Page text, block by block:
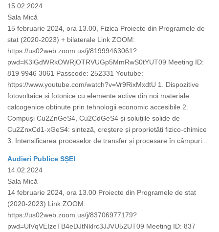
15.02.2024
Sala Mică
15 februarie 2024, ora 13.00, Fizica Proiecte din Programele de
stat (2020-2023) + bilaterale Link ZOOM:
https://us02web.zoom.us/j/81999463061?
pwd=K3lGdWRkOWRjOTRVUGp5MmRwS0tYUT09 Meeting ID:
819 9946 3061 Passcode: 252331 Youtube:
https://www.youtube.com/watch?v=Vr9RixMxdtU 1. Dispozitive
fotovoltaice și fotonice cu elemente active din noi materiale
calcogenice obținute prin tehnologii economic accesibile 2.
Compuși Cu2ZnGeS4, Cu2CdGeS4 și soluțiile solide de
Cu2ZnxCd1-xGeS4: sinteză, creștere și proprietăți fizico-chimice
3. Intensificarea proceselor de transfer și procesare în câmpuri...
Audieri Publice SȘEI
14.02.2024
Sala Mică
14 februarie 2024, ora 13.00 Proiecte din Programele de stat
(2020-2023) Link ZOOM:
https://us02web.zoom.us/j/83706977179?
pwd=UlVqVEIzeTB4eDJtNklrc3JJVU52UT09 Meeting ID: 837